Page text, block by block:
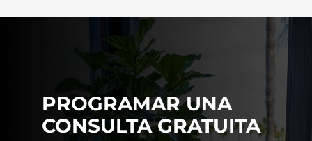
PROGRAMAR UNA
CONSULTA GRATUITA